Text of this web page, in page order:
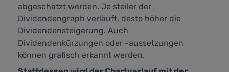
abgeschätzt werden. Je steiler der
Dividendengraph verläuft, desto höher die
Dividendensteigerung. Auch
Dividendenkürzungen oder -aussetzungen
können grafisch erkannt werden.